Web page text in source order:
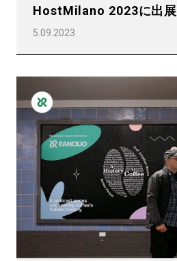
HostMilano 2023に出展
5.09.2023